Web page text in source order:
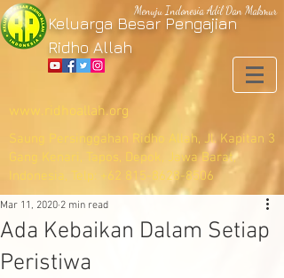
Menuju Indonesia Adil Dan Makmur
Keluarga Besar Pengajian
Ridho Allah
www.ridhoallah.org
Saung Persinggahan Ridho Allah, Jl. Kapitan 3
Gang Kenari, Tapos, Depok, Jawa Barat,
Indonesia, Telp: +62 815-8628-8506
Ada Kebaikan Dalam Setiap
Peristiwa
Mar 11, 2020 2 min read